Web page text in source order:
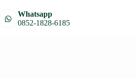
Whatsapp
0852-1828-6185